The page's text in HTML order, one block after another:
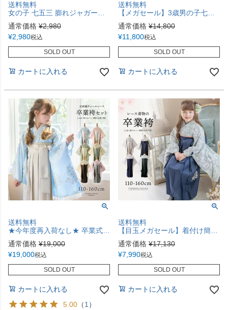
送料無料
女の子 七五三 膨れジャガード 巾着バッグ 和装アクセサリー キャサリンコテージ TAK
通常価格 ¥2,980
¥2,980税込
SOLD OUT
カートに入れる
送料無料
【メガセール】3歳男の子七五三 着物(ワンピースタイプ)＋被布セット 男女兼用 男児 女児 ベージュ 緑 キャサリンコテージ TAK
通常価格 ¥14,800
¥11,800税込
SOLD OUT
カートに入れる
送料無料
★今年度再入荷なし★ 卒業式 袴 小学生 花刺繍チュールレース袴セット ミディアム丈 和装 おしゃれ 卒園式 TAK
通常価格 ¥19,000
¥19,000税込
SOLD OUT
カートに入れる
5.00 （1）
送料無料
【目玉メガセール】着付け簡単袴セット レース着物と袴のセット 小学校 卒業式 女の子 袴 年長袴 保育園 卒園式 幼稚園 [再入荷なし・在庫限り]TAK
通常価格 ¥17,130
¥7,990税込
SOLD OUT
カートに入れる